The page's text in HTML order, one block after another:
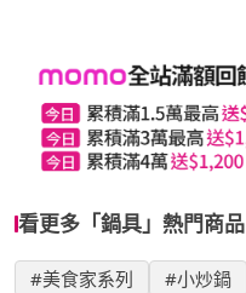
看更多「鍋具」熱門商品
#美食家系列 #小炒鍋